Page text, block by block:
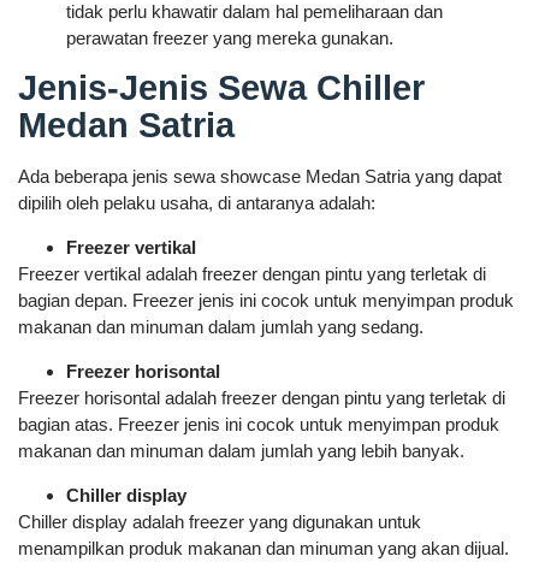
tidak perlu khawatir dalam hal pemeliharaan dan
perawatan freezer yang mereka gunakan.
Jenis-Jenis Sewa Chiller
Medan Satria
Ada beberapa jenis sewa showcase Medan Satria yang dapat
dipilih oleh pelaku usaha, di antaranya adalah:
Freezer vertikal
Freezer vertikal adalah freezer dengan pintu yang terletak di
bagian depan. Freezer jenis ini cocok untuk menyimpan produk
makanan dan minuman dalam jumlah yang sedang.
Freezer horisontal
Freezer horisontal adalah freezer dengan pintu yang terletak di
bagian atas. Freezer jenis ini cocok untuk menyimpan produk
makanan dan minuman dalam jumlah yang lebih banyak.
Chiller display
Chiller display adalah freezer yang digunakan untuk
menampilkan produk makanan dan minuman yang akan dijual.